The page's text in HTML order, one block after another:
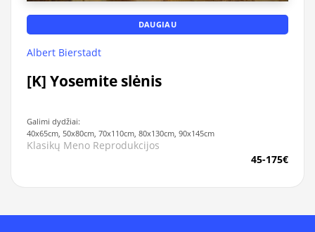
DAUGIAU
Albert Bierstadt
[K] Yosemite slėnis
Galimi dydžiai:
40x65cm, 50x80cm, 70x110cm, 80x130cm, 90x145cm
Klasikų Meno Reprodukcijos
45-175€